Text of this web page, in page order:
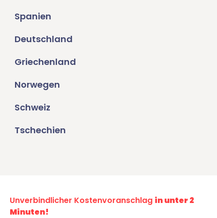
Spanien
Deutschland
Griechenland
Norwegen
Schweiz
Tschechien
Unverbindlicher Kostenvoranschlag in unter 2
Minuten!